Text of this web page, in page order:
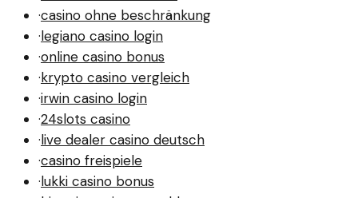
·casino ohne beschränkung
·legiano casino login
·online casino bonus
·krypto casino vergleich
·irwin casino login
·24slots casino
·live dealer casino deutsch
·casino freispiele
·lukki casino bonus